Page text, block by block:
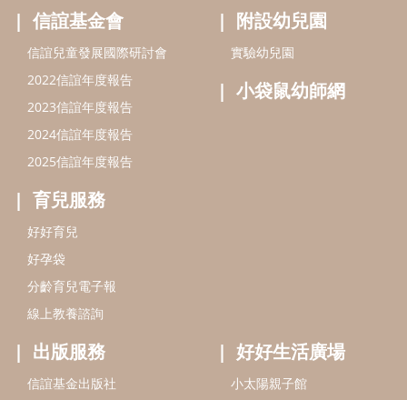
信誼基金會
信誼兒童發展國際研討會
2022信誼年度報告
2023信誼年度報告
2024信誼年度報告
2025信誼年度報告
育兒服務
好好育兒
好孕袋
分齡育兒電子報
線上教養諮詢
附設幼兒園
實驗幼兒園
小袋鼠幼師網
出版服務
信誼基金出版社
好好生活廣場
小太陽親子館